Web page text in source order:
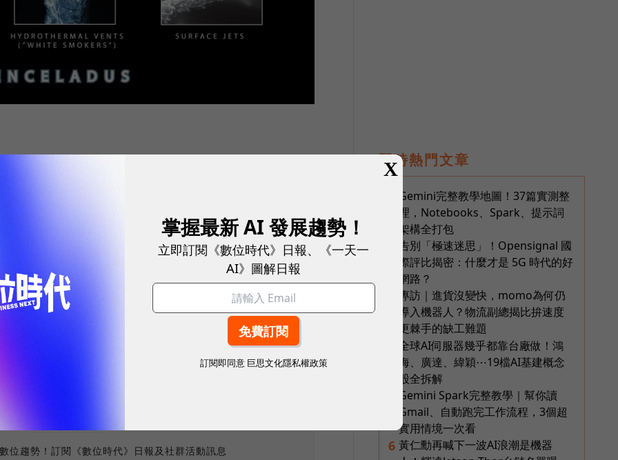
表示，「雖然我們無法在土衛二上偵測到生
生物來說這就像糖果店一樣。」而卡西尼任務的科
二上的發現為 NASA 在尋找地球以外適居環境上的
的探索任務，並且首次捕捉到土衛二南極地區的清
2008 年的一次近距離飛行中，卡西尼號的設備對
較預期高出 20 倍。
位趨勢！訂閱《數位時代》日報及社群活動訊息
即時熱門文章
Gemini完整教學地圖！37篇實測整
理，Notebooks、Spark、提示詞
架構全打包
告別「極速迷思」！Opensignal 國
際評比揭密：什麼才是 5G 時代的好
網路？
專訪｜進貨沒變快，momo為何仍
導入機器人？物流副總揭比拚速度
更棘手的缺工難題
全球AI伺服器幾乎都靠台廠做！鴻
海、廣達、緯穎⋯19檔AI基建概念
股全拆解
Gemini Spark完整教學｜幫你讀
Gmail、自動跑完工作流程，3個超
實用情境一次看
6 黃仁勳再喊下一波AI浪潮是機器
X
掌握最新 AI 發展趨勢！
立即訂閱《數位時代》日報、《一天一
AI》圖解日報
訂閱即同意 巨思文化隱私權政策